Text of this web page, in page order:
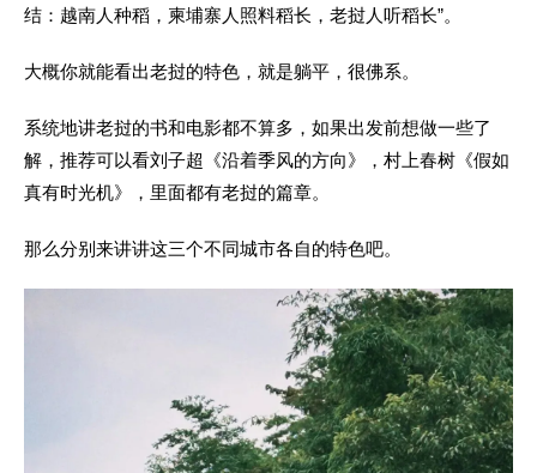
结：越南人种稻，柬埔寨人照料稻长，老挝人听稻长”。
大概你就能看出老挝的特色，就是躺平，很佛系。
系统地讲老挝的书和电影都不算多，如果出发前想做一些了
解，推荐可以看刘子超《沿着季风的方向》 ， 村上春树《假如
真有时光机》
，里面都有老挝的篇章。
那么分别来讲讲这三个不同城市各自的特色吧。